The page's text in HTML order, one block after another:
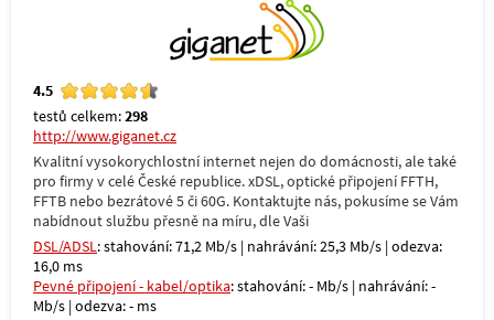
4.5
testů celkem:298
http://www.giganet.cz
Kvalitní vysokorychlostní internet nejen do domácnosti, ale také
pro firmy v celé České republice. xDSL, optické připojení FFTH,
FFTB nebo bezrátové 5 či 60G. Kontaktujte nás, pokusíme se Vám
nabídnout službu přesně na míru, dle Vaši
DSL/ADSL: stahování: 71,2 Mb/s | nahrávání: 25,3 Mb/s | odezva:
16,0 ms
Pevné připojení - kabel/optika: stahování: - Mb/s | nahrávání: -
Mb/s | odezva: - ms